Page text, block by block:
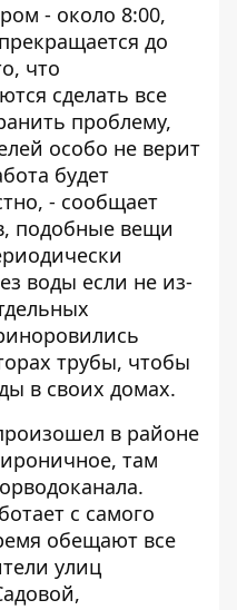
- около 8:00,
до
что
сделать все
проблему,
особо не верит
будет
- сообщает
подобные вещи
воды если не из-
трубы, чтобы
в своих домах.
в районе
там
с самого
обещают все
улиц